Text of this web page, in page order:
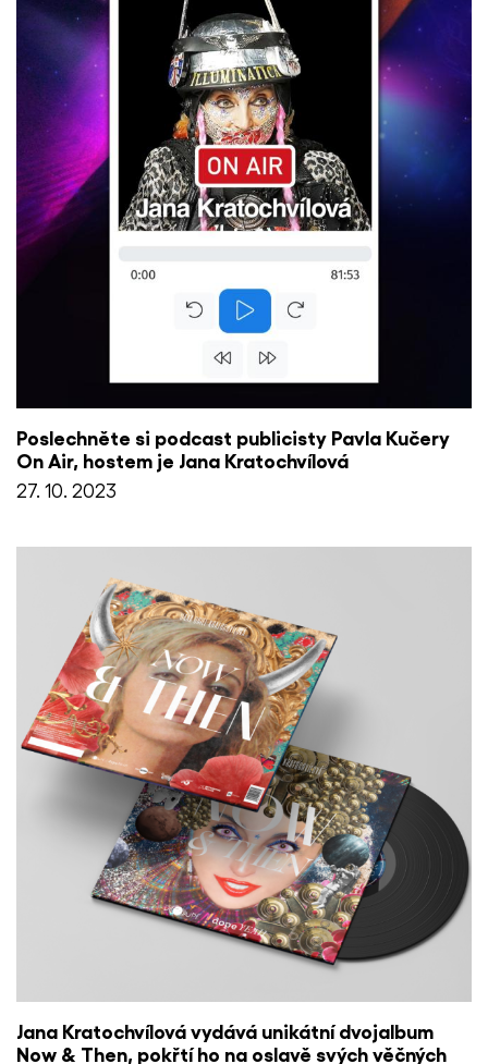
Poslechněte si podcast publicisty Pavla Kučery
On Air, hostem je Jana Kratochvílová
27. 10. 2023
Jana Kratochvílová vydává unikátní dvojalbum
Now & Then, pokřtí ho na oslavě svých věčných